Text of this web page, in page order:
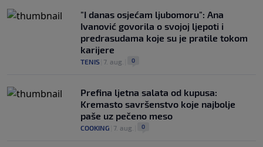
"I danas osjećam ljubomoru": Ana
Ivanović govorila o svojoj ljepoti i
predrasudama koje su je pratile tokom
karijere
TENIS 7. aug. 0
Prefina ljetna salata od kupusa:
Kremasto savršenstvo koje najbolje
paše uz pečeno meso
COOKING 7. aug. 0